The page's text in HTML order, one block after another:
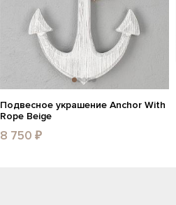
Подвесное украшение Anchor With
Rope Beige
8 750 ₽